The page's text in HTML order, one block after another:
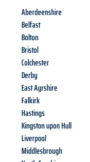
Aberdeenshire
Belfast
Bolton
Bristol
Colchester
Derby
East Ayrshire
Falkirk
Hastings
Kingston upon Hull
Liverpool
Middlesbrough